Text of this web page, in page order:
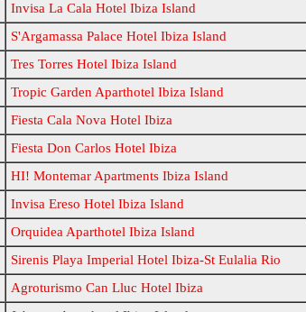
Invisa La Cala Hotel Ibiza Island
S'Argamassa Palace Hotel Ibiza Island
Tres Torres Hotel Ibiza Island
Tropic Garden Aparthotel Ibiza Island
Fiesta Cala Nova Hotel Ibiza
Fiesta Don Carlos Hotel Ibiza
HI! Montemar Apartments Ibiza Island
Invisa Ereso Hotel Ibiza Island
Orquidea Aparthotel Ibiza Island
Sirenis Playa Imperial Hotel Ibiza-St Eulalia Rio
Agroturismo Can Lluc Hotel Ibiza